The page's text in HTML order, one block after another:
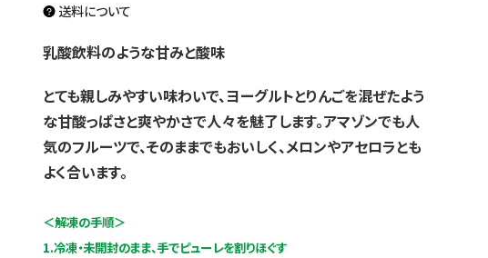
送料について
乳酸飲料のような甘みと酸味
とても親しみやすい味わいで、ヨーグルトとりんごを混ぜたよう
な甘酸っぱさと爽やかさで人々を魅了します。アマゾンでも人
気のフルーツで、そのままでもおいしく、メロンやアセロラとも
よく合います。
＜解凍の手順＞
1.冷凍・未開封のまま、手でピューレを割りほぐす